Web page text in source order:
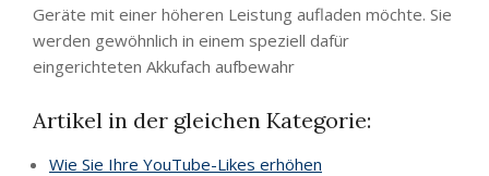
Geräte mit einer höheren Leistung aufladen möchte. Sie
werden gewöhnlich in einem speziell dafür
eingerichteten Akkufach aufbewahr
Artikel in der gleichen Kategorie:
Wie Sie Ihre YouTube-Likes erhöhen